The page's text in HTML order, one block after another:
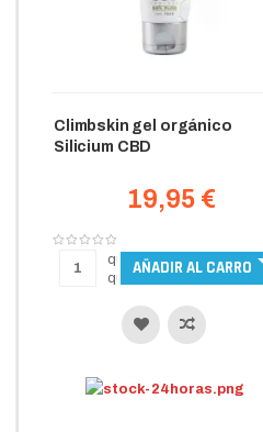
Climbskin gel orgánico
Silicium CBD
19,95 €